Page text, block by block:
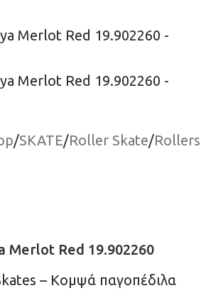
/SKATE/Roller Skate/Rollers
Merlot Red 19.902260
– Κομψά παγοπέδιλα